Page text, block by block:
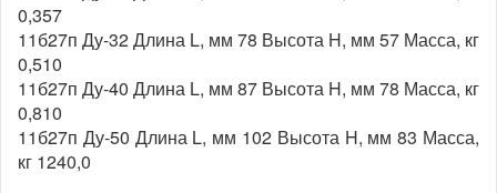
0,357
11б27п Ду-32 Длина L, мм 78 Высота H, мм 57 Масса, кг
0,510
11б27п Ду-40 Длина L, мм 87 Высота H, мм 78 Масса, кг
0,810
11б27п Ду-50 Длина L, мм 102 Высота H, мм 83 Масса,
кг 1240,0